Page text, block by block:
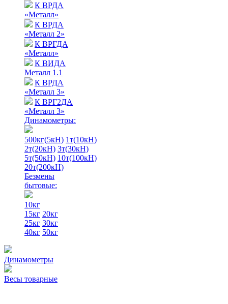
К ВРДА
«Металл»
К ВРДА
«Металл 2»
К ВРГДА
«Металл»
К ВИДА
Металл 1.1
К ВРДА
«Металл 3»
К ВРГ2ДА
«Металл 3»
Динамометры:
500кг(5кН) 1т(10кН)
2т(20кН) 3т(30кН)
5т(50кН) 10т(100кН)
20т(200кН)
Безмены
бытовые:
10кг
15кг 20кг
25кг 30кг
40кг 50кг
Динамометры
Весы товарные